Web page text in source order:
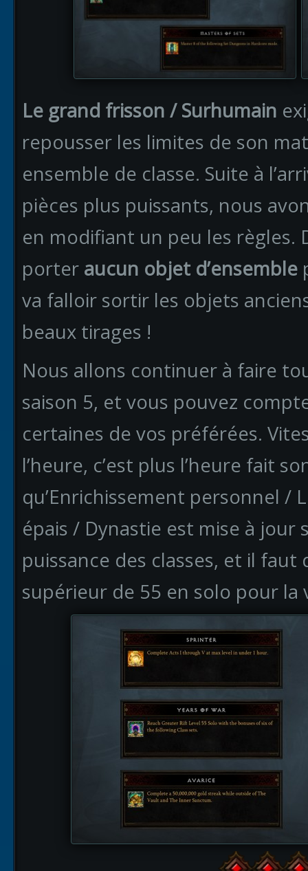
Le grand frisson / Surhumain
repousser les limites de son
ensemble de classe. Suite à
pièces plus puissants, nous
en modifiant un peu les règles.
porter aucun objet d’ensemble
va falloir sortir les objets
beaux tirages !
Nous allons continuer à faire
saison 5, et vous pouvez
certaines de vos préférées.
l’heure, c’est plus l’heure fait
qu’Enrichissement personnel /
épais / Dynastie est mise à jour
puissance des classes, et il
supérieur de 55 en solo pour la